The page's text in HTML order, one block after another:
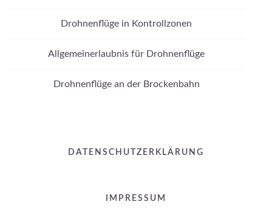
Drohnenflüge in Kontrollzonen
Allgemeinerlaubnis für Drohnenflüge
Drohnenflüge an der Brockenbahn
DATENSCHUTZERKLÄRUNG
IMPRESSUM